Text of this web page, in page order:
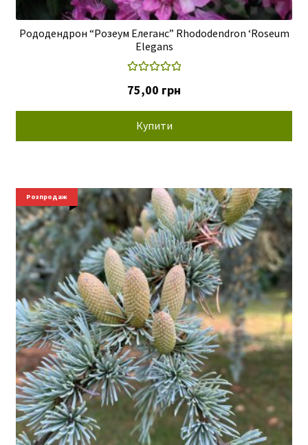
Рододендрон “Розеум Елеганс” Rhododendron ‘Roseum
Elegans
5.00з 5
75,00 грн
Купити
Розпродаж